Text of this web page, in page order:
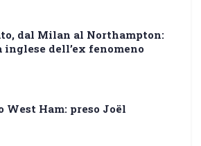
dal Milan al Northampton:
inglese dell’ex fenomeno
West Ham: preso Joël